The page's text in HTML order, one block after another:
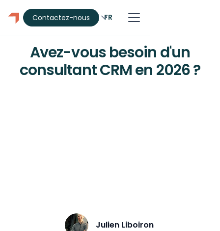
FR
Contactez-nous CRM
Avez-vous besoin d'un
consultant CRM en 2026 ?
Julien Liboiron